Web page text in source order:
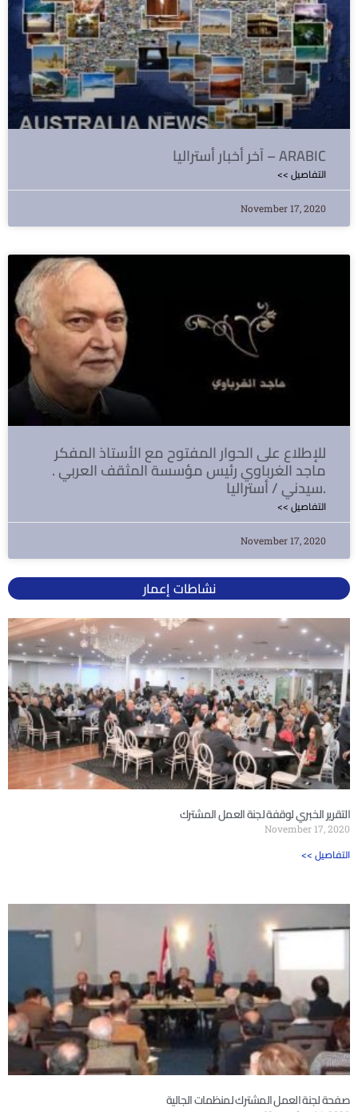
آخر أخبار أستراليا – ARABIC
<< التفاصيل
November 17, 2020
للإطلاع على الحوار المفتوح مع الأستاذ المفكر
ماجد الغرباوي رئيس مؤسسة المثقف العربي .
سيدني / أستراليا.
<< التفاصيل
November 17, 2020
نشاطات إعمار
التقرير الخبري لوقفة لجنة العمل المشترك
November 17, 2020
<< التفاصيل
صفحة لجنة العمل المشترك لمنظمات الجالية